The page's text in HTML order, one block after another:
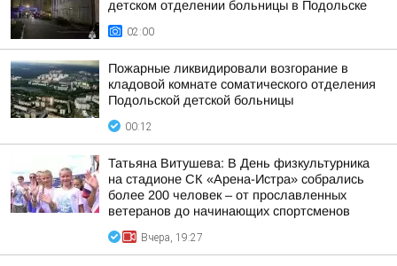
детском отделении больницы в Подольске
02:00
Пожарные ликвидировали возгорание в
кладовой комнате соматического отделения
Подольской детской больницы
00:12
Татьяна Витушева: В День физкультурника
на стадионе СК «Арена-Истра» собрались
более 200 человек – от прославленных
ветеранов до начинающих спортсменов
Вчера, 19:27